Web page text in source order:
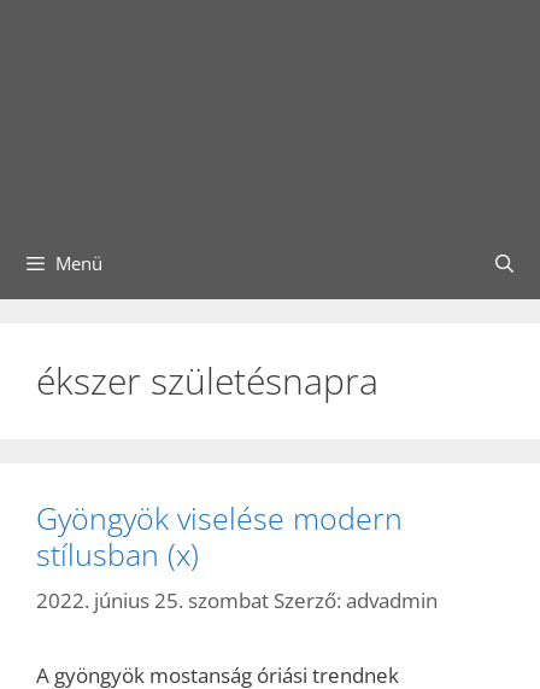
Menü
ékszer születésnapra
Gyöngyök viselése modern
stílusban (x)
2022. június 25. szombat Szerző: advadmin
A gyöngyök mostanság óriási trendnek